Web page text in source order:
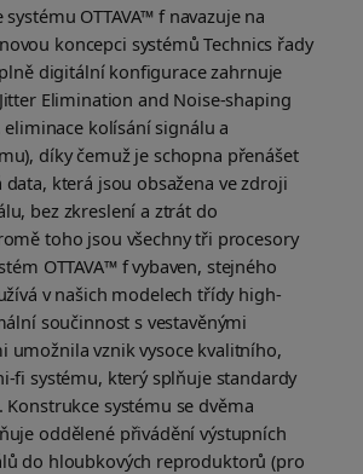
systému OTTAVA™ f navazuje na
koncepci systémů Technics řady
digitální konfigurace zahrnuje
Elimination and Noise-shaping
kolísání signálu a
díky čemuž je schopna přenášet
data, která jsou obsažena ve zdroji
bez zkreslení a ztrát do
toho jsou všechny tři procesory
OTTAVA™ f vybaven, stejného
v našich modelech třídy high-
součinnost s vestavěnými
umožnila vznik vysoce kvalitního,
fi systému, který splňuje standardy
Konstrukce systému se dvěma
oddělené přivádění výstupních
do hloubkových reproduktorů (pro